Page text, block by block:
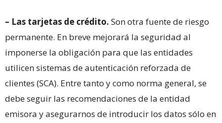
– Las tarjetas de crédito. Son otra fuente de riesgo
permanente. En breve mejorará la seguridad al
imponerse la obligación para que las entidades
utilicen sistemas de autenticación reforzada de
clientes (SCA). Entre tanto y como norma general, se
debe seguir las recomendaciones de la entidad
emisora y asegurarnos de introducir los datos sólo en